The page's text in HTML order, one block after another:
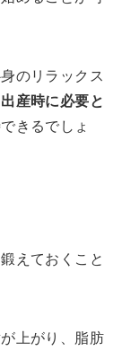
のリラックス
出産時に必要と
きるでしょ
えておくこと
上がり、脂肪